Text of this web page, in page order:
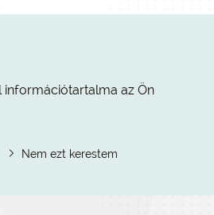
információtartalma az Ön
Nem ezt kerestem